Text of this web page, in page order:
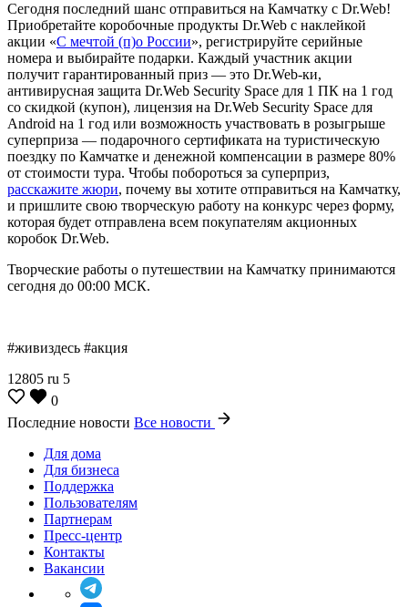
Сегодня последний шанс отправиться на Камчатку с Dr.Web!
Приобретайте коробочные продукты Dr.Web с наклейкой
акции «С мечтой (п)о России», регистрируйте серийные
номера и выбирайте подарки. Каждый участник акции
получит гарантированный приз — это Dr.Web-ки,
антивирусная защита Dr.Web Security Space для 1 ПК на 1 год
со скидкой (купон), лицензия на Dr.Web Security Space для
Android на 1 год или возможность участвовать в розыгрыше
суперприза — подарочного сертификата на туристическую
поездку по Камчатке и денежной компенсации в размере 80%
от стоимости тура. Чтобы побороться за суперприз,
расскажите жюри, почему вы хотите отправиться на Камчатку,
и пришлите свою творческую работу на конкурс через форму,
которая будет отправлена всем покупателям акционных
коробок Dr.Web.
Творческие работы о путешествии на Камчатку принимаются
сегодня до 00:00 МСК.
#живиздесь #акция
12805 ru 5
0
Последние новости Все новости
Для дома
Для бизнеса
Поддержка
Пользователям
Партнерам
Пресс-центр
Контакты
Вакансии